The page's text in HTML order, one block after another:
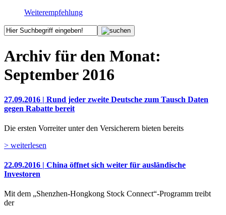
Weiterempfehlung
Archiv für den Monat:
September 2016
27.09.2016 | Rund jeder zweite Deutsche zum Tausch Daten
gegen Rabatte bereit
Die ersten Vorreiter unter den Versicherern bieten bereits
> weiterlesen
22.09.2016 | China öffnet sich weiter für ausländische
Investoren
Mit dem „Shenzhen-Hongkong Stock Connect“-Programm treibt
der